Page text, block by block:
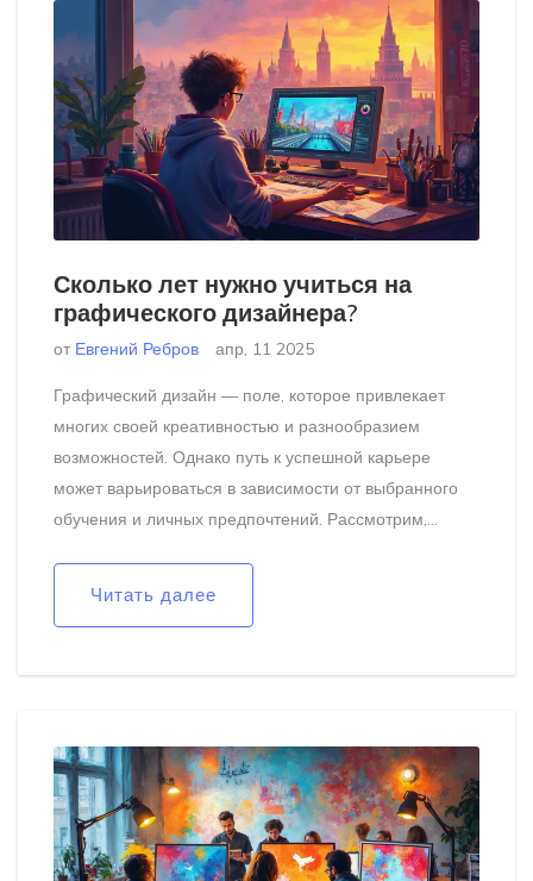
Сколько лет нужно учиться на
графического дизайнера?
от Евгений Ребров апр, 11 2025
Графический дизайн — поле, которое привлекает
многих своей креативностью и разнообразием
возможностей. Однако путь к успешной карьере
может варьироваться в зависимости от выбранного
обучения и личных предпочтений. Рассмотрим,
полезными советами и фактами для тех, кто только
Читать далее